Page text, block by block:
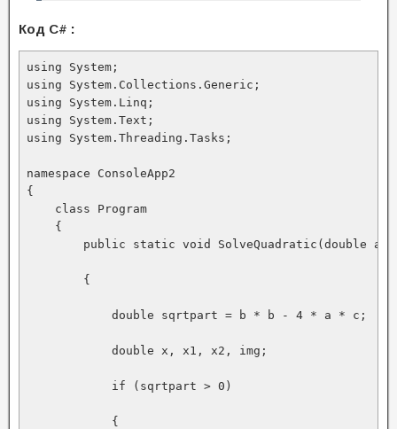
Код C# :
using System;
using System.Collections.Generic;
using System.Linq;
using System.Text;
using System.Threading.Tasks;
namespace ConsoleApp2
{
    class Program
    {
public static void SolveQuadratic(double a,
        {
            double sqrtpart = b * b - 4 * a * c;
            double x, x1, x2, img;
            if (sqrtpart > 0)
            {